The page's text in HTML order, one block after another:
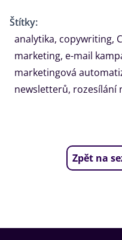
Štítky:
analytika, copywriting,
marketing, e-mail
marketingová
newsletterů, rozesílání
Zpět na